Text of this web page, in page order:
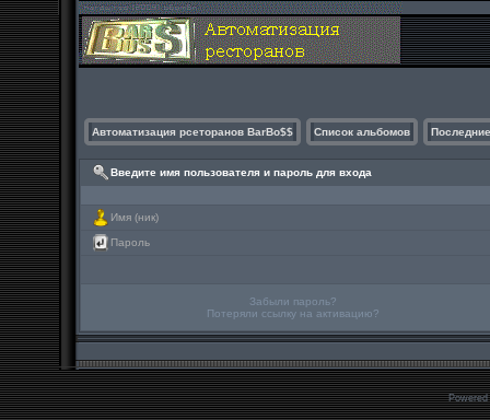
Автоматизация рсеторанов BarBo$$ Список альбомов
Введите имя пользователя и пароль для входа
Имя (ник)
Пароль
Забыли пароль?
Потеряли ссылку на активацию?